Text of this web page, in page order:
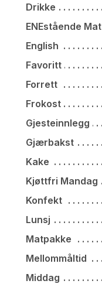
Drikke
ENEstående Mat
English
Favoritt
Forrett
Frokost
Gjesteinnlegg
Gjærbakst
Kake
Kjøttfri Mandag
Konfekt
Lunsj
Matpakke
Mellommåltid
Middag